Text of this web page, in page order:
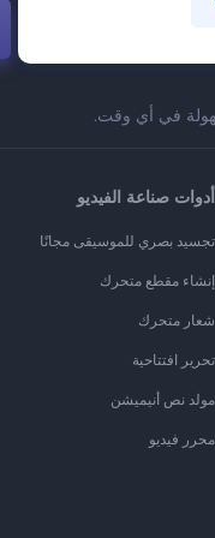
في أي وقت.
أدوات صناعة الفيديو
تجسيد بصري للموسيقى مجانًا
إنشاء مقطع متحرك
شعار متحرك
تحرير افتتاحية
مولد نص أنيميشن
محرر فيديو